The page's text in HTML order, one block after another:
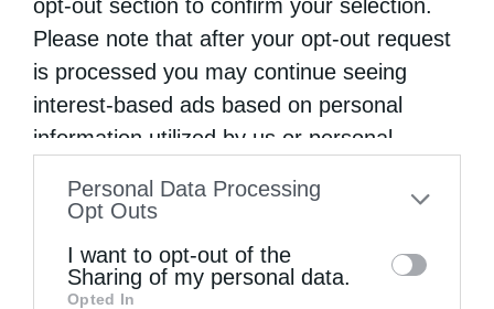
opt-out section to confirm your selection.
Please note that after your opt-out request
is processed you may continue seeing
interest-based ads based on personal
information utilized by us or personal
to your opt-out. You may separately opt-out
information by third parties on the IAB’s list
of downstream participants. This
Personal Data Processing
Opt Outs
I want to opt-out of the
Sharing of my personal data.
Opted In
αγανάκτησιν ησθάνθην εις τήν ψυχήν μου
καθώς ανέγνωσα τις Δηλώσεις στον ΣΚΑΪ …